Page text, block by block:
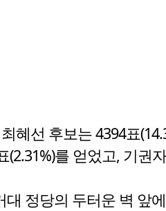
혜선 후보는 4394표
(2.31%)를 얻었고, 기권
대 정당의 두터운 벽 앞